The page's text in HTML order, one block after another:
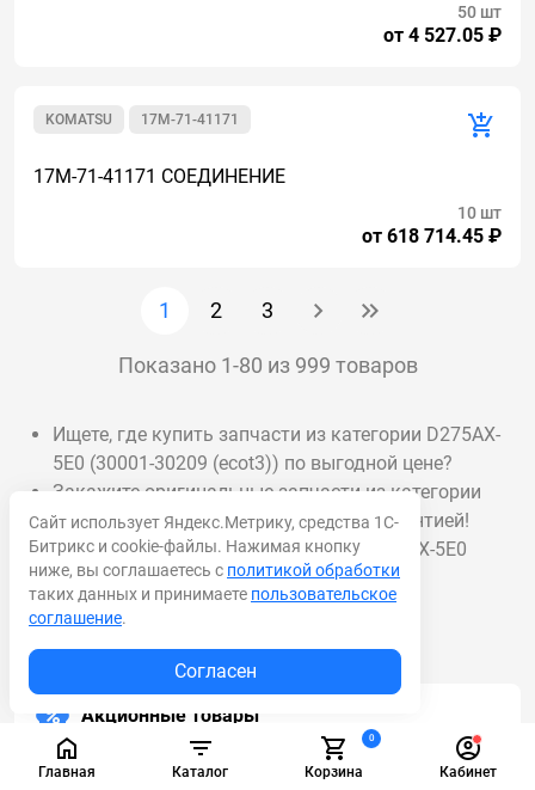
Главная Каталог
0
Корзина Кабинет
от 4 527.05 ₽
50 шт
17M-71-41171
KOMATSU
17M-71-41171 СОЕДИНЕНИЕ
от 618 714.45 ₽
10 шт
1 2 3
Показано 1-80 из 999 товаров
Ищете, где купить запчасти из категории D275AX-
5E0 (30001-30209 (ecot3)) по выгодной цене?
Закажите оригинальные запчасти из категории
D275AX-5E0 (30001-30209 (ecot3)) с гарантией!
Доставка запчастей из категории D275AX-5E0
(30001-30209 (ecot3)) в срок от 1 дня.
Акционные товары
Сайт использует Яндекс.Метрику, средства 1С-
Битрикс и cookie-файлы. Нажимая кнопку
ниже, вы соглашаетесь с политикой обработки
таких данных и принимаете пользовательское
соглашение.
Согласен